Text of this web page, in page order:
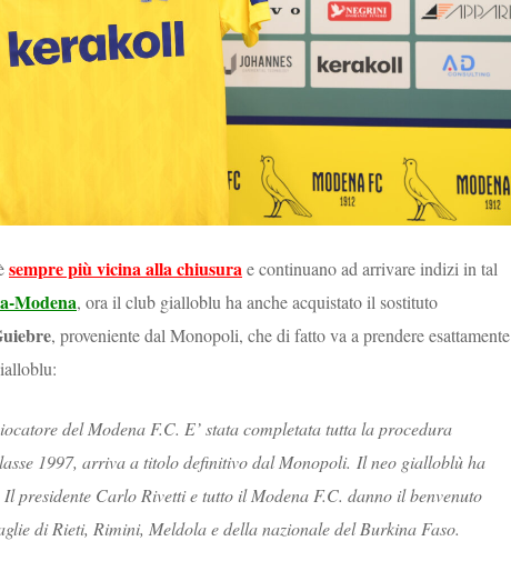
sempre più vicina alla chiusurae continuano ad arrivare indizi in tal
Modena, ora il club gialloblu ha anche acquistato il sostituto
, proveniente dal Monopoli, che di fatto va a prendere esattamente
del Modena F.C. E’ stata completata tutta la procedura
1997, arriva a titolo definitivo dal Monopoli. Il neo gialloblù ha
presidente Carlo Rivetti e tutto il Modena F.C. danno il benvenuto
di Rieti, Rimini, Meldola e della nazionale del Burkina Faso.